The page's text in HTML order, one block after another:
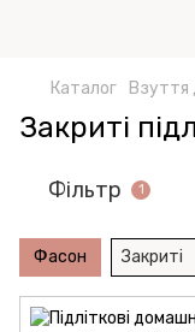
Каталог Взуття
Закриті
Фільтр 1
Фасон Закриті